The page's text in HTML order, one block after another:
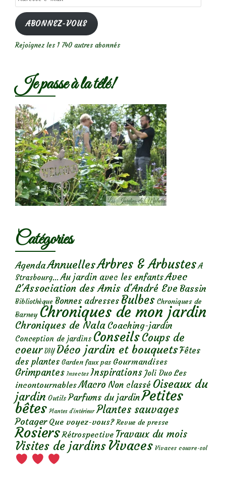
e-
mail
ABONNEZ-VOUS
Rejoignez les 1 740 autres abonnés
Je passe à la télé!
Catégories
AgendaAnnuellesArbres & Arbustes A
Strasbourg... Au jardin avec les enfantsAvec
L'Association des Amis d'André Eve Bassin
Bibliothèque Bonnes adresses Bulbes Chroniques de
Barney Chroniques de mon jardin
Chroniques de Nala Coaching-jardin
Conception de jardins ConseilsCoups de
coeur DIY Déco jardin et bouquetsFêtes
des plantes Garden faux pas Gourmandises
Grimpantes Insectes Inspirations Joli Duo Les
incontournables Macro Non classé Oiseaux du
jardin Outils Parfums du jardinPetites
bêtes Plantes d’intérieur Plantes sauvages
Potager Que voyez-vous? Revue de presse
Rosiers Rétrospective Travaux du mois
Visites de jardins Vivaces Vivaces couvre-sol